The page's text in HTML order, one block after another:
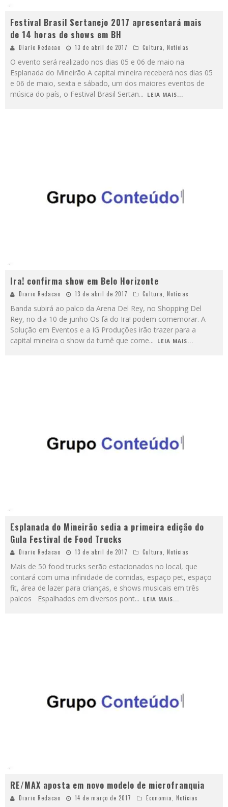
Festival Brasil Sertanejo 2017 apresentará mais
de 14 horas de shows em BH
Diario Redacao 13 de abril de 2017 Cultura, Notícias
O evento será realizado nos dias 05 e 06 de maio na
Esplanada do Mineirão A capital mineira receberá nos dias 05
e 06 de maio, sexta e sábado, um dos maiores eventos de
música do país, o Festival Brasil Sertan... LEIA MAIS...
Ira! confirma show em Belo Horizonte
Diario Redacao 13 de abril de 2017 Cultura Notícias
Banda subirá ao palco da Arena Del Rey, no Shopping Del
Rey, no dia 10 de junho Os fã do Ira! podem comemorar. A
Solução em Eventos e a IG Produções irão trazer para a
capital mineira o show da turnê que come... LEIA MAIS...
Esplanada do Mineirão sedia a primeira edição do
Gula Festival de Food Trucks
Diario Redacao 13 de abril de 2017 Cultura Notícias
Mais de 50 food trucks serão estacionados no local, que
contará com uma infinidade de comidas, espaço pet, espaço
fit, área de lazer para crianças, e shows musicais em três
palcos Espalhados em diversos pont... LEIA MAIS...
RE/MAX aposta em novo modelo de microfranquia
Diario Redacao 14 de março de 2017 Economia, Notícias